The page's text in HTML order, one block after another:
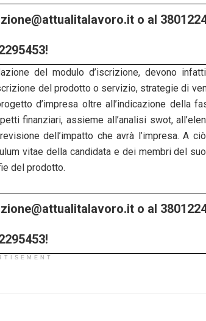
o al
del modulo d’iscrizione, devono
del prodotto o servizio, strategie di
d’impresa oltre all’indicazione della
finanziari, assieme all’analisi swot,
dell’impatto che avrà l’impresa. A
vitae della candidata e dei membri del
del prodotto.
o al